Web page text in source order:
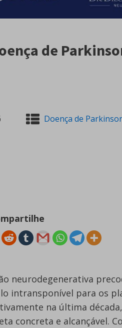
de
Doença de
neurodegenerativa
intransponível para os
na última
concreta e alcançável.